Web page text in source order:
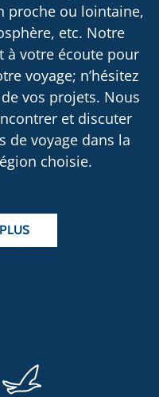
proche ou lointaine,
etc. Notre
à votre écoute pour
voyage; n’hésitez
vos projets. Nous
et discuter
de voyage dans la
choisie.